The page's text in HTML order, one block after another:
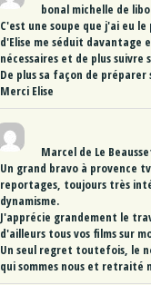
bonal michelle de
C'est une soupe que j'ai eu
d'Elise me séduit davantage
nécessaires et de plus
De plus sa façon de préparer
Merci Elise
Marcel de Le
Un grand bravo à provence
reportages, toujours très
dynamisme.
J'apprécie grandement le
d'ailleurs tous vos films sur
Un seul regret toutefois, le
qui sommes nous et retraité